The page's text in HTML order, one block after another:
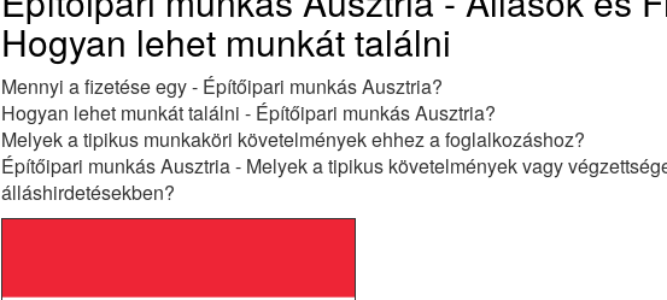
Hogyan lehet munkát találni
Mennyi a fizetése egy - Építőipari munkás Ausztria?
Hogyan lehet munkát találni - Építőipari munkás Ausztria?
Melyek a tipikus munkaköri követelmények ehhez a foglalkozáshoz?
Építőipari munkás Ausztria - Melyek a tipikus követelmények vagy
álláshirdetésekben?